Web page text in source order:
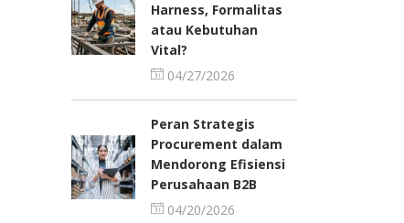
Harness, Formalitas
atau Kebutuhan
Vital?
04/27/2026
Peran Strategis
Procurement dalam
Mendorong Efisiensi
Perusahaan B2B
04/20/2026